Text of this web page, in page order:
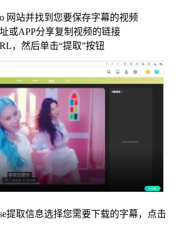
网站并找到您要保存字幕的视频
或APP分享复制视频的链接
，然后单击“提取”按钮
提取信息选择您需要下载的字幕，点击